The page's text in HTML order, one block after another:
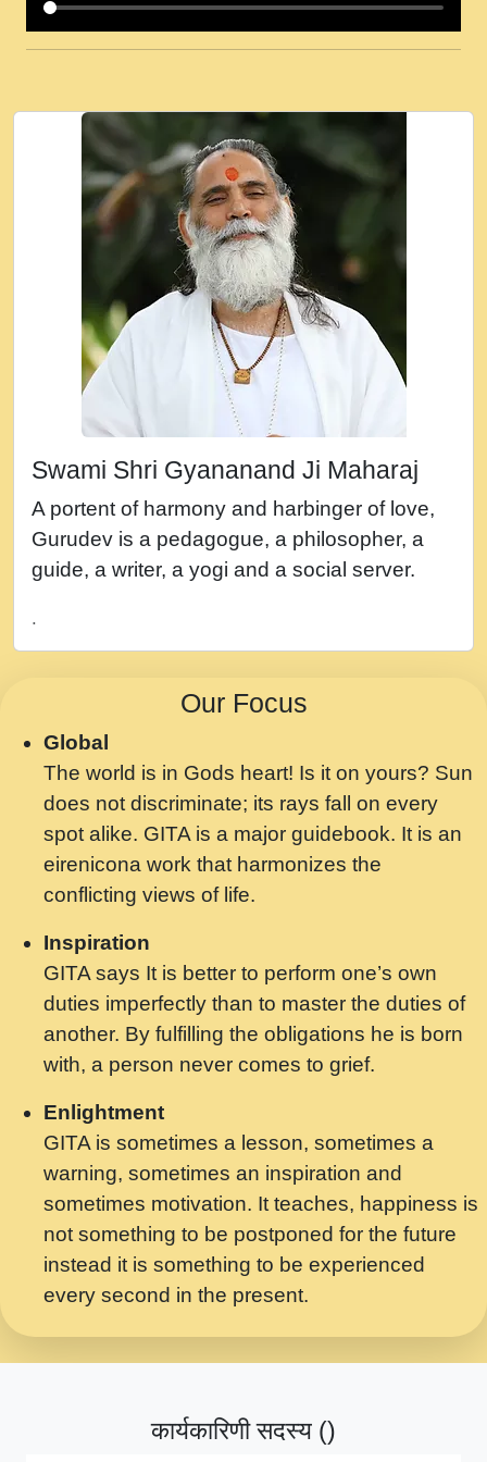
कई पकड क मर हथ र मह वदवन पहच दय! मह जन
Ki - Krishna Bhajan - New Bhajan 2020
#Ishwar Bhakti.mp3
जब से गीता ज्ञान पाया मैं बड़ी मस्ती में हूँ । 2018 -
Rishikesh - Ratan Ji Rasik.mp3
तन हल दल द सनव मड उतत सर रख क, नल रव त
गल लग जव त सर उतत हथ रख द!.mp3
तू कर प्रीतम से प्रीत, यूहीं दिन बीतते जाते हैं ।
2018 - Rishikesh - Swami Gyananand Ji
Maharaj.mp3
न म गवद गपल गद फर, पयर महन न रझद फर! shri
नह भरस रह लडडल... अपन खट करम क !!!! मह दद
सहर चरण क .....mp3
बगड नसब कसन सवर तर बगर Shri ravinandan
shastri ji maharaj.mp3
Chahe Ram Ho Chahe Shyam Ho.mp3
मझ अपन जवन बनन न आय, रठ हर क मनन न आय
Shri ravinandan shastri ji maharaj.mp3
मन अशांत मंत्र जाप - गीता प्रेरणा -Swami
Gyananand Ji Maharaj.mp3
मन बध लय परम वल कगन Special Shyam
Saawariya.mp3
मर गनय न अपरध लडडल शर रध.... Shri
ravinandan shastri ji maharaj.mp3
मेरे मन हरी का ध्यान लगा - भजन भाव - 2018 -
Rishikesh - Swami Gyananand Ji
Maharaj.mp3
यह हसरत तलब ह नकज कमर Yahi Hasraten
Talab Hai Bhav Pravah #bhajan.mp3
लडल ज बल ल क ज न लग Sadhvi Purnima Ji
7.9.2021 जवल नगर दलल #बसर.mp3
सख भ मझ पयर ह दख भ मझ पयर ह!छड म कस दत
सपरहट भजन 2021 - तर अखय ह जद भर बहर ज म
सपरहट शयम भजन - जय जय शयम जय जय शयम
Swami Shri Gyananand Ji Maharaj
A portent of harmony and harbinger of love,
Gurudev is a pedagogue, a philosopher, a
guide, a writer, a yogi and a social server.
.
Our Focus
Global
The world is in Gods heart! Is it on yours? Sun
does not discriminate; its rays fall on every
spot alike. GITA is a major guidebook. It is an
eirenicona work that harmonizes the
conflicting views of life.
Inspiration
GITA says It is better to perform one’s own
duties imperfectly than to master the duties of
another. By fulfilling the obligations he is born
with, a person never comes to grief.
Enlightment
GITA is sometimes a lesson, sometimes a
warning, sometimes an inspiration and
sometimes motivation. It teaches, happiness is
not something to be postponed for the future
instead it is something to be experienced
every second in the present.
कार्यकारिणी सदस्य ()